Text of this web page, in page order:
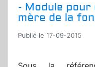
- Module
mère de la
Publié le 17-09-2015